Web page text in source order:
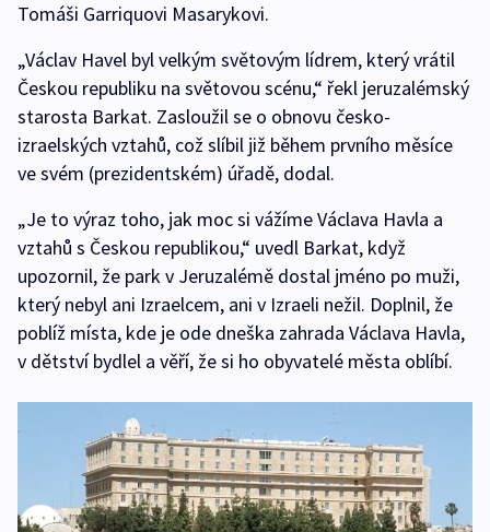
Tomáši Garriquovi Masarykovi.
„Václav Havel byl velkým světovým lídrem, který vrátil
Českou republiku na světovou scénu,“ řekl jeruzalémský
starosta Barkat. Zasloužil se o obnovu česko-
izraelských vztahů, což slíbil již během prvního měsíce
ve svém (prezidentském) úřadě, dodal.
„Je to výraz toho, jak moc si vážíme Václava Havla a
vztahů s Českou republikou,“ uvedl Barkat, když
upozornil, že park v Jeruzalémě dostal jméno po muži,
který nebyl ani Izraelcem, ani v Izraeli nežil. Doplnil, že
poblíž místa, kde je ode dneška zahrada Václava Havla,
v dětství bydlel a věří, že si ho obyvatelé města oblíbí.